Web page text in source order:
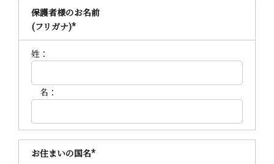
保護者様のお名前
(フリガナ)*
姓：
名：
お住まいの国名*